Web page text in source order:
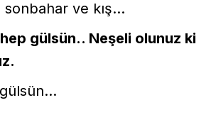
ve kış...
gülsün.. Neşeli olunuz ki